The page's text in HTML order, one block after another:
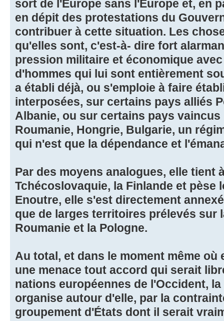
sort de l'Europe sans l'Europe et, en
en dépit des protestations du
contribuer à cette situation. Les
qu'elles sont, c'est-à- dire fort
pression militaire et économique
d'hommes qui lui sont entièrement
a établi déjà, ou s'emploie à faire
interposées, sur certains pays alliés
Albanie, ou sur certains pays vaincus
Roumanie, Hongrie, Bulgarie, un
qui n'est que la dépendance et
Par des moyens analogues, elle tient
Tchécoslovaquie, la Finlande et pèse
Enoutre, elle s'est directement
que de larges territoires prélevés sur
Roumanie et la Pologne.
Au total, et dans le moment même
une menace tout accord qui serait
nations européennes de l'Occident,
organise autour d'elle, par la
groupement d'États dont il serait